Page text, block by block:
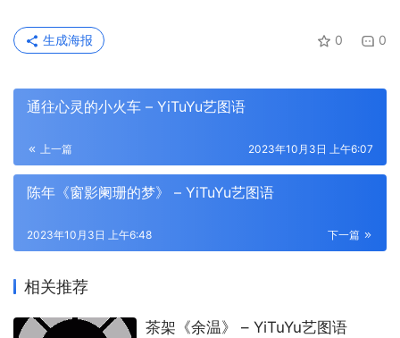
0 0
生成海报
通往心灵的小火车 – YiTuYu艺图语
上一篇 2023年10月3日 上午6:07
陈年《窗影阑珊的梦》 – YiTuYu艺图语
下一篇
2023年10月3日 上午6:48
相关推荐
茶架《余温》 – YiTuYu艺图语